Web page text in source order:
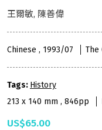
王爾敏, 陳善偉
Chinese , 1993/07 The
Tags: History
213 x 140 mm , 846pp
US$65.00